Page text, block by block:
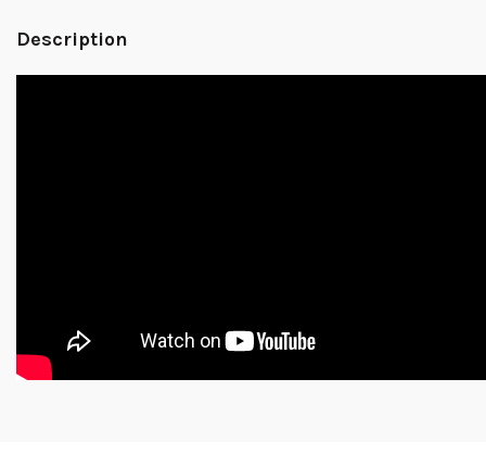
Description